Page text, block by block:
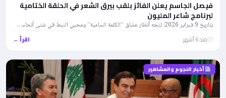
فيصل الجاسم يعلن الفائز بلقب بيرق الشعر في الحلقة الختامية
لبرنامج شاعر المليون
بتاريخ 9 فبراير 2026: تتجه أنظار عشاق “الكلمة السامية” ومحبي النبط في شتى أنحاء…
منذ 6 أشهر اقرأ ←
أخبار النجوم والمشاهير